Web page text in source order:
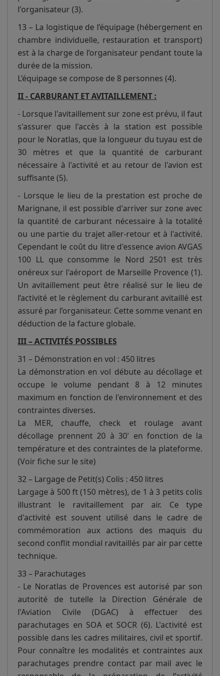
l'organisateur (3).
13 – La logistique de l’équipage (hébergement en
chambre individuelle, restauration et transport)
est à la charge de l’organisateur pendant toute la
durée de la mission.
L’équipage se compose de 8 personnes (4).
II - CARBURANT ET AVITAILLEMENT :
- Lorsque l'avitaillement sur zone est prévu, il faut
s'assurer que l'accès à la station est possible
pour le Noratlas, que la longueur du tuyau est de
30 mètres et que la quantité de carburant
nécessaire à l'activité et au retour de l'avion est
suffisante (5).
- Lorsque le lieu de la prestation est proche de
Marignane, il est possible d'arriver sur zone avec
la quantité de carburant nécessaire à la totalité
ou une partie du trajet aller-retour et à l'activité.
Cependant le coût du litre d'essence avion AVGAS
100 LL que consomme le Nord 2501 est très
onéreux sur l'aéroport de Marseille Provence (1).
Un avitaillement peut être réalisé sur le lieu de
l’activité et le règlement du carburant avitaillé est
assuré par l’organisateur. Cette somme venant en
déduction de la facture globale.
III – ACTIVITÉS POSSIBLES
31 – Démonstration en vol : 450 litres
La démonstration en vol débute au décollage et
occupe le volume pendant 8 à 12 minutes
maximum en fonction de l'environnement et des
contraintes diverses.
La MER, chauffe, check et roulage avant
décollage prennent 20 à 30' en fonction de la
température et des contraintes de la plateforme.
(Voir fiche sur le site)
32 – Largage de Petit(s) Colis : 450 litres
Largage à 500 ft (150 mètres), de 1 à 3 petits colis
illustrant le ravitaillement par air. Ce type
d'activité est souvent utilisé dans le cadre de
commémoration aux actions des maquis du
second conflit mondial ravitaillés par air par cette
technique.
33 – Parachutages
- Le Noratlas de Provences est autorisé par son
autorité de tutelle la Direction Générale de
l'Aviation Civile (DGAC) à effectuer des
parachutages en SOA et SOCR (6). L'activité est
possible dans les cadres militaires, civil et sportif.
Pour connaître les modalités et contraintes aux
parachutages prendre contact par mail avec le